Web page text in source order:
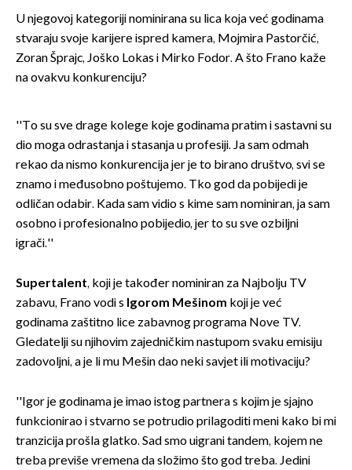
U njegovoj kategoriji nominirana su lica koja već godinama
stvaraju svoje karijere ispred kamera, Mojmira Pastorčić,
Zoran Šprajc, Joško Lokas i Mirko Fodor. A što Frano kaže
na ovakvu konkurenciju?
''To su sve drage kolege koje godinama pratim i sastavni su
dio moga odrastanja i stasanja u profesiji. Ja sam odmah
rekao da nismo konkurencija jer je to birano društvo, svi se
znamo i međusobno poštujemo. Tko god da pobijedi je
odličan odabir. Kada sam vidio s kime sam nominiran, ja sam
osobno i profesionalno pobijedio, jer to su sve ozbiljni
igrači.''
Supertalent, koji je također nominiran za Najbolju TV
zabavu, Frano vodi s Igorom Mešinom koji je već
godinama zaštitno lice zabavnog programa Nove TV.
Gledatelji su njihovim zajedničkim nastupom svaku emisiju
zadovoljni, a je li mu Mešin dao neki savjet ili motivaciju?
''Igor je godinama je imao istog partnera s kojim je sjajno
funkcionirao i stvarno se potrudio prilagoditi meni kako bi mi
tranzicija prošla glatko. Sad smo uigrani tandem, kojem ne
treba previše vremena da složimo što god treba. Jedini